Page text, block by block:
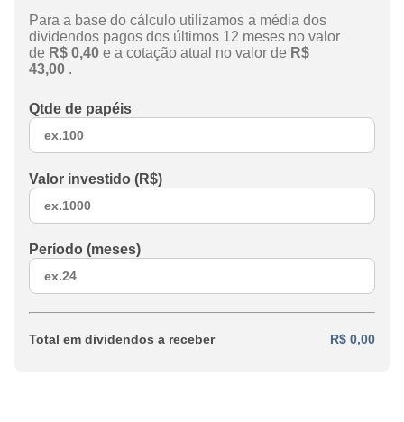
Para a base do cálculo utilizamos a média dos
dividendos pagos dos últimos 12 meses no valor
de R$ 0,40 e a cotação atual no valor de R$
43,00 .
Qtde de papéis
Valor investido (R$)
Período (meses)
Total em dividendos a receber R$ 0,00